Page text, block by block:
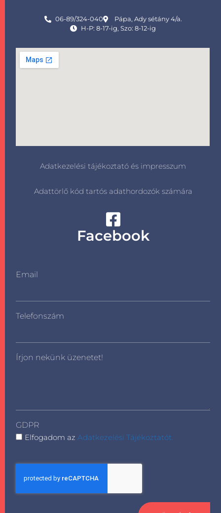
06-89/324-040
Pápa, Ady sétány 4/a.
H-P: 8-17-ig, Szo: 8-12-ig
Adatkezelési tájékoztató és impresszum
Adattörlő kód tartós adathordozók számára
Facebook
Email
Telefonszám
Írjon nekünk üzenetet!
GDPR
Elfogadom azAdatkezelési Tájékoztatót.